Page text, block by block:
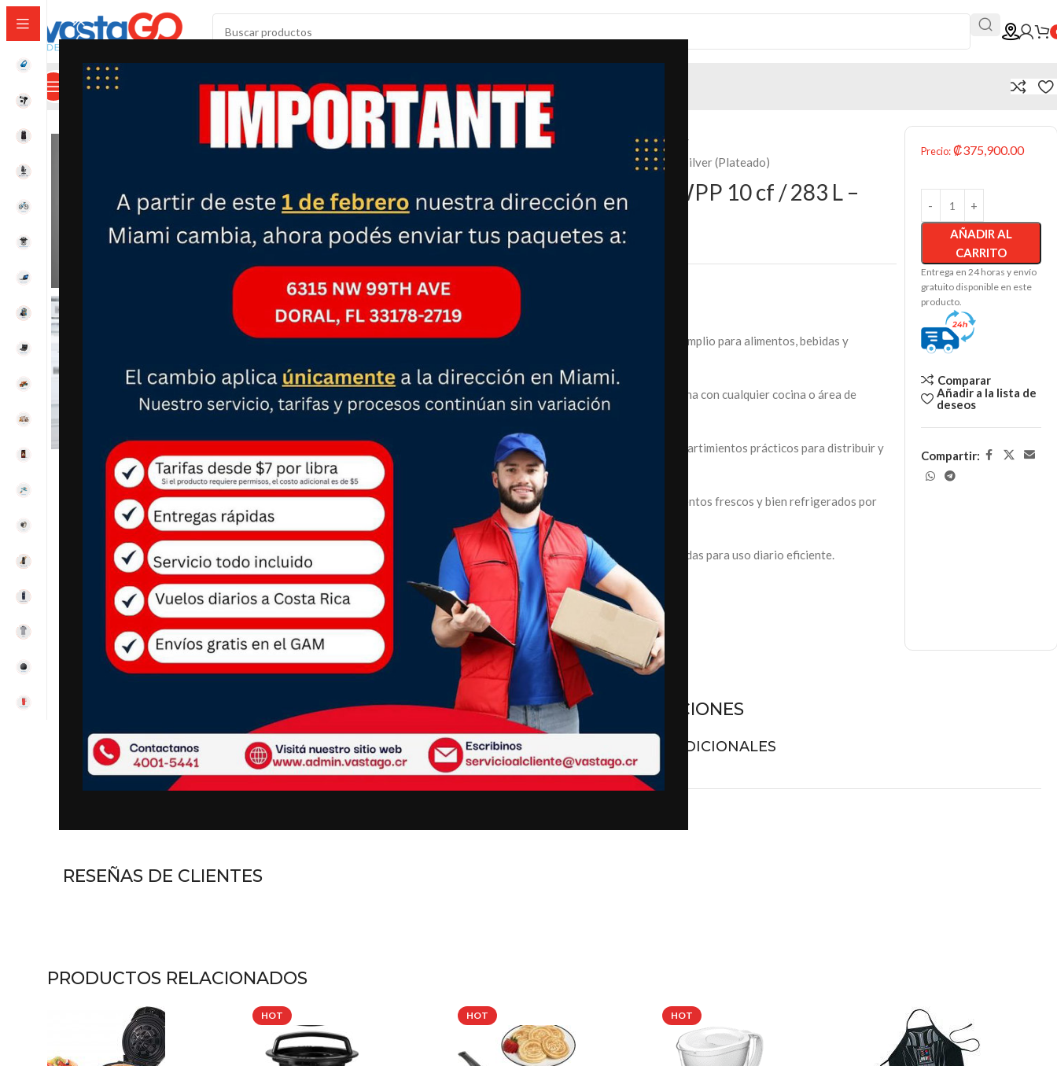
Categorías Calculadora De Envíos
Inicio Hogar, Jardín y Herramientas Cocina
Refrigerador LG VT29WPP 10 cf / 283 L – Silver (Plateado)
Refrigerador LG VT29WPP 10 cf / 283 L –
Silver (Plateado)
375,900.00
Capacidad total de 283 L (10 cf):
Espacio amplio para alimentos, bebidas y
Diseño moderno: Acabado
que combina con cualquier cocina o área de
servicio.
Organización inteligente:
Estantes y compartimientos prácticos para distribuir y
acceder fácilmente a tus alimentos.
Enfriamiento confiable:
Conserva tus alimentos frescos y bien refrigerados por
más tiempo.
Acceso cómodo:Puertas y bandejas diseñadas para uso diario eficiente.
Métodos de pago
Precio: ₡375,900.00
AÑADIR AL
CARRITO
Entrega en 24 horas y envío
gratuito disponible en este
producto.
Comparar
Añadir a la lista de
deseos
Compartir:
Organiza y conserva tus alimentos con eficiencia con el refrigerador automático LG
VT29WPP
, con10 pies cúbicos (283 litros)de capacidad y elegante acabadoplateado.
Ideal para hogares, departamentos o espacios donde se busca funcionalidad y estilo.
ESPECIFICACIONES
DETALLES ADICIONALES
RESEÑAS DE CLIENTES
PRODUCTOS RELACIONADOS
HOT HOT HOT